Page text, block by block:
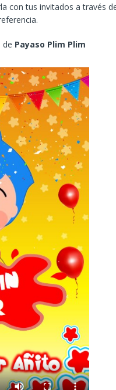
con tus invitados a través
de Payaso Plim Plim